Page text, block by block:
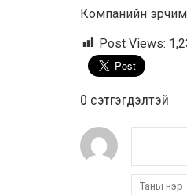
Компанийн эрчим
Post Views:
0 cэтгэгдэлтэй